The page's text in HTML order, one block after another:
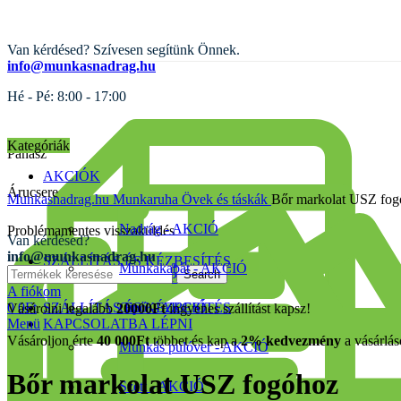
Van kérdésed? Szívesen segítünk Önnek.
info@munkasnadrag.hu
Hé - Pé: 8:00 - 17:00
Panasz
Árucsere
Problémamentes visszaküldés
SZÁLLÍTÁS ÉS KÉZBESÍTÉS
KAPCSOLATBA LÉPNI
SZÁLLÍTÁS ÉS KÉZBESÍTÉS
KAPCSOLATBA LÉPNI
Van kérdésed?
info@munkasnadrag.hu
Search
A fiókom
00Ft
Menü
Kategóriák
AKCIÓK
Nadrág - AKCIÓ
Munkakabát - AKCIÓ
Cipő – AKCIÓ
Munkás pulóver - AKCIÓ
Szett - AKCIÓ
Munkasnadrag.huMunkaruha Övek és táskák Bőr markolat USZ
Sold out
kattints a kinagyításhoz
Vásárolni legalább20000Ftingyenes szállítást kapsz!
Vásároljon érte40 000Fttöbbet és kap a2% kedvezmény a
Bőr markolat USZ fogóhoz